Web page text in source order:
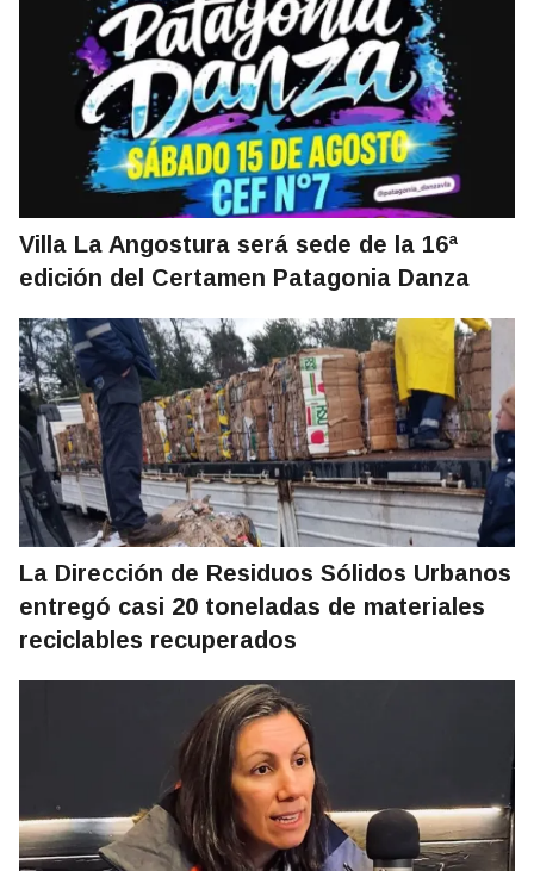
Villa La Angostura será sede de la 16ª
edición del Certamen Patagonia Danza
La Dirección de Residuos Sólidos Urbanos
entregó casi 20 toneladas de materiales
reciclables recuperados